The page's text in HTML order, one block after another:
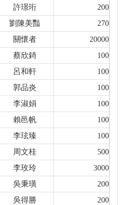
許璟珩
200
劉陳美豔
270
關懷者
20000
蔡欣錡
100
呂和軒
100
郭品炎
100
李淑娟
100
賴邑帆
100
李玹臻
100
周文桂
500
李玫玲
3000
吳秉璜
200
吳得勝
200